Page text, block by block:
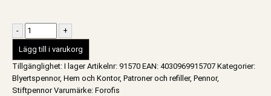
- +
Lägg till i varukorg
Tillgänglighet: I lager Artikelnr: 91570 EAN: 4030969915707 Kategorier:
Blyertspennor, Hem och Kontor, Patroner och refiller, Pennor,
Stiftpennor Varumärke: Forofis